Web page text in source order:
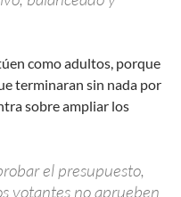
como adultos, porque
terminaran sin nada por
sobre ampliar los
el presupuesto,
votantes no aprueben